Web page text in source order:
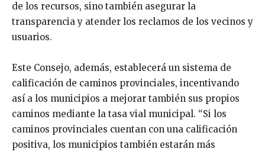
de los recursos, sino también asegurar la
transparencia y atender los reclamos de los vecinos y
usuarios.
Este Consejo, además, establecerá un sistema de
calificación de caminos provinciales, incentivando
así a los municipios a mejorar también sus propios
caminos mediante la tasa vial municipal. “Si los
caminos provinciales cuentan con una calificación
positiva, los municipios también estarán más